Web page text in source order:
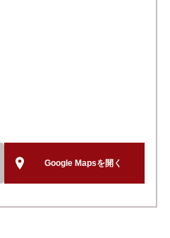
Google Mapsを開く